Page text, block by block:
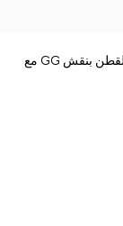
جوارب من القطن بنقش GG مع